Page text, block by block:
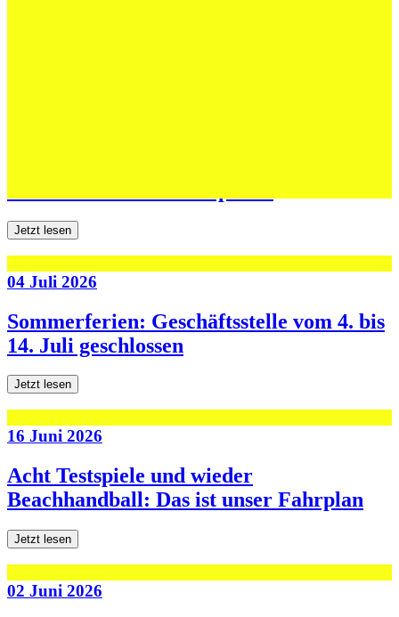
Jetzt lesen
04 Juli 2026
Sommerferien: Geschäftsstelle vom 4. bis
14. Juli geschlossen
Jetzt lesen
16 Juni 2026
Acht Testspiele und wieder
Beachhandball: Das ist unser Fahrplan
Jetzt lesen
02 Juni 2026